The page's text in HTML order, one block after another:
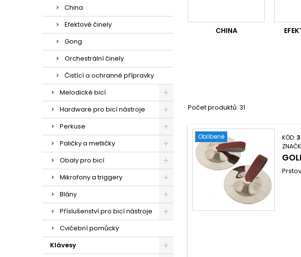
China
Efektové činely
Gong
Orchestrální činely
Čistící a ochranné přípravky
Melodické bicí
Hardware pro bicí nástroje
Perkuse
Paličky a metličky
Obaly pro bicí
Mikrofony a triggery
Blány
Příslušenství pro bicí nástroje
Cvičební pomůcky
Klávesy
CHINA
Počet produktů: 31
Oblíbené KÓD: